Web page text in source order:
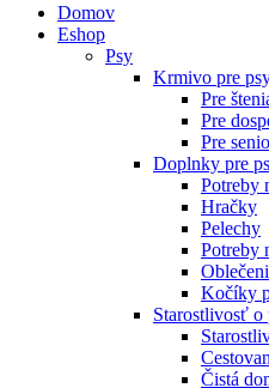
Domov
Eshop
Psy
Krmivo pre
Pre
Pre
Pre
Doplnky pre
Potreby
Hračky
Pelechy
Potreby
Kočíky
Starostlivosť o
Čistá